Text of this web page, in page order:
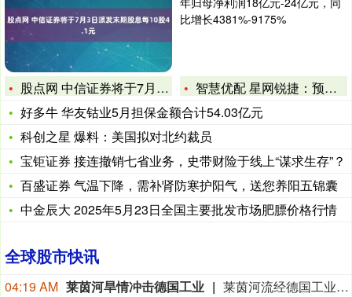
股点网 中信证券将于7月3日派发末期股息每10股4.1元
智慧优配 星网锐捷：预计上半年归母净利润18亿元-24亿元，
好多牛 华友钴业5月担保金额合计54.03亿元
科创之星 爆料：美国拟对北约裁员
宝钜证券 接连撤销七省业务，史带财险于线上“谋求生存”？
百盛证券 气温下降，需补肾防寒护阳气，送您养阳五锦囊
中金辰大 2025年5月23日全国主要批发市场肥膘价格行情
全球股市快讯
04:19 AM 莱茵河旱情冲击德国工业
莱茵河流经德国工业核心地带，承载着德国约80%的内河航运量。受高温干旱影响，近期莱茵河水位持续走低。德国联邦水路与航运管理局数据显示，6日，莱茵河咽喉要道——考布河段通航水深已打破2018年创下的历史最低纪录。同一天，德国交通部长斯特芬·比尔格召集企业高管、航运公司及港口负责人磋商对策。他表示，短期将研究保障运输的方案，长期则包括疏浚航道、改善航运条件等。德国商业银行等机构也警告，若水位继续下降，德国内河航运成本可能继续升高，供应链中断和工业减产风险将进一步上升。（央视新闻）